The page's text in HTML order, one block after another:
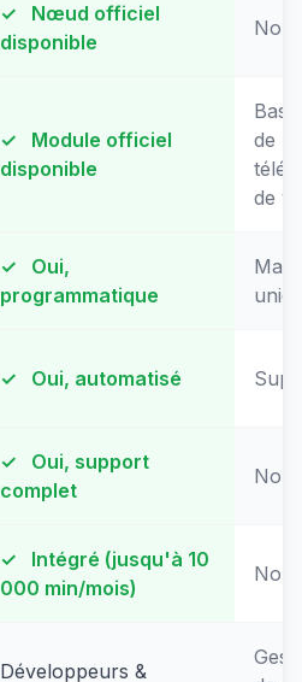
✓
Nœud officiel
disponible
Non
✓
Module officiel
disponible
de
de
✓
Oui,
programmatique
✓ Oui, automatisé
✓
Oui, support
complet
Non
✓
Intégré (jusqu'à 10
000 min/mois)
Non
Développeurs &